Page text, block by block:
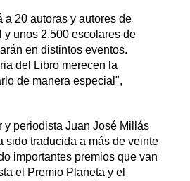
a 20 autoras y autores de
y unos 2.500 escolares de
en distintos eventos.
del Libro merecen la
de manera especial",
y periodista Juan José Millás
sido traducida a más de veinte
importantes premios que van
el Premio Planeta y el